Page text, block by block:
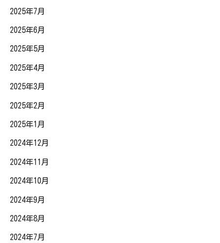
2025年7月
2025年6月
2025年5月
2025年4月
2025年3月
2025年2月
2025年1月
2024年12月
2024年11月
2024年10月
2024年9月
2024年8月
2024年7月